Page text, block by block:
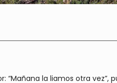
“Mañana la liamos otra